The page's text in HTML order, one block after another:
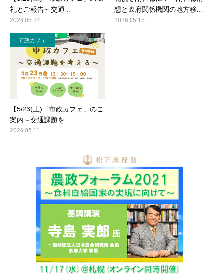
礼とご報告～交通…
2026.05.24
想と政府関係機関の地方移…
2026.05.15
市政カフェ
【5/23(土)「市政カフェ」のご
案内～交通課題を…
2026.05.11